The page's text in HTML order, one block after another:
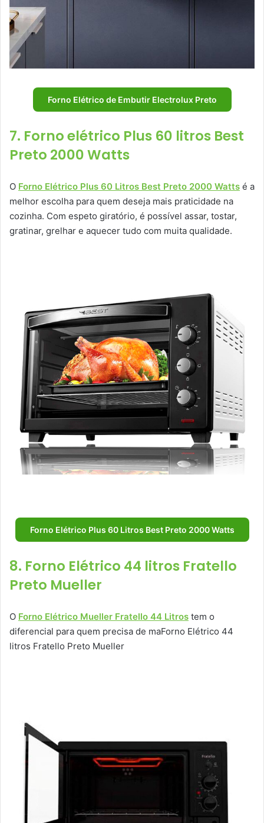
Forno Elétrico de Embutir Electrolux Preto
7. Forno elétrico Plus 60 litros Best
Preto 2000 Watts
O Forno Elétrico Plus 60 Litros Best Preto 2000 Watts é a
melhor escolha para quem deseja mais praticidade na
cozinha. Com espeto giratório, é possível assar, tostar,
gratinar, grelhar e aquecer tudo com muita qualidade.
Forno Elétrico Plus 60 Litros Best Preto 2000 Watts
8. Forno Elétrico 44 litros Fratello
Preto Mueller
O Forno Elétrico Mueller Fratello 44 Litros tem o
diferencial para quem precisa de maForno Elétrico 44
litros Fratello Preto Mueller